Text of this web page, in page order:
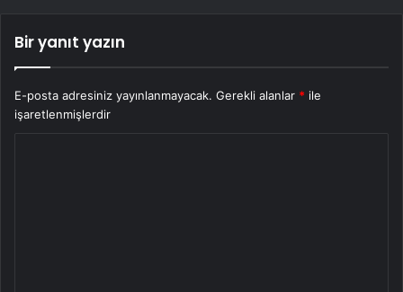
Bir yanıt yazın
E-posta adresiniz yayınlanmayacak. Gerekli alanlar * ile
işaretlenmişlerdir